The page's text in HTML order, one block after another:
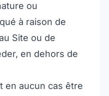
ou
à raison de
Site ou de
en dehors de
en aucun cas être